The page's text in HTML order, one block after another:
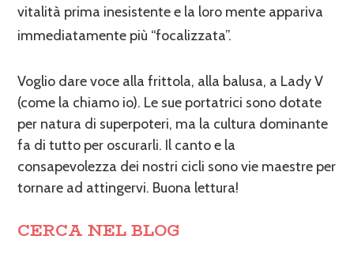
vitalità prima inesistente e la loro mente appariva
immediatamente più “focalizzata”.
Voglio dare voce alla frittola, alla balusa, a Lady V
(come la chiamo io). Le sue portatrici sono dotate
per natura di superpoteri, ma la cultura dominante
fa di tutto per oscurarli. Il canto e la
consapevolezza dei nostri cicli sono vie maestre per
tornare ad attingervi. Buona lettura!
CERCA NEL BLOG